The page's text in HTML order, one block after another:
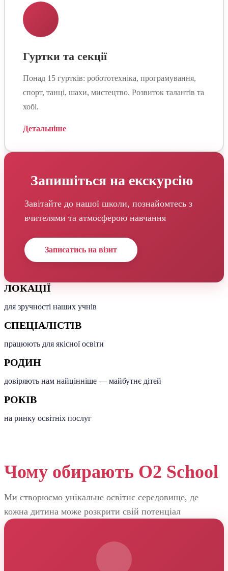
Гуртки та секції
Понад 15 гуртків: робототехніка, програмування,
спорт, танці, шахи, мистецтво. Розвиток талантів та
хобі.
Детальніше
Запишіться на екскурсію
Завітайте до нашої школи, познайомтесь з
вчителями та атмосферою навчання
Записатись на візит
ЛОКАЦІЇ
для зручності наших учнів
СПЕЦІАЛІСТІВ
працюють для якісної освіти
РОДИН
довіряють нам найцінніше — майбутнє дітей
РОКІВ
на ринку освітніх послуг
Чому обирають O2 School
Ми створюємо унікальне освітнє середовище, де
кожна дитина може розкрити свій потенціал